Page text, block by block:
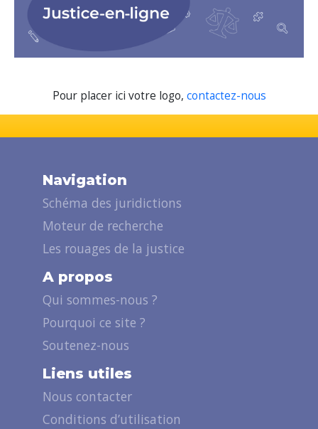
Pour placer ici votre logo, contactez-nous
Navigation
Schéma des juridictions
Moteur de recherche
Les rouages de la justice
A propos
Qui sommes-nous ?
Pourquoi ce site ?
Soutenez-nous
Liens utiles
Nous contacter
Conditions d’utilisation